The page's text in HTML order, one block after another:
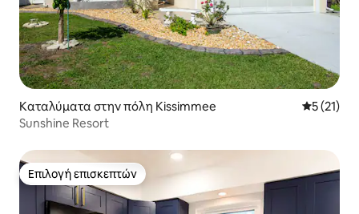
Καταλύματα στην πόλη Kissimmee Μέση
5 (21)
Sunshine Resort
Επιλογή επισκεπτών
Επιλογή επισκεπτών